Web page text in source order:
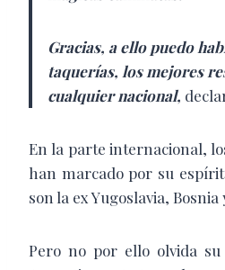
Gracias, a ello puedo
taquerías, los mejores
cualquier nacional,
En la parte internacional,
han marcado por su
son la ex Yugoslavia, Bosnia
Pero no por ello olvida